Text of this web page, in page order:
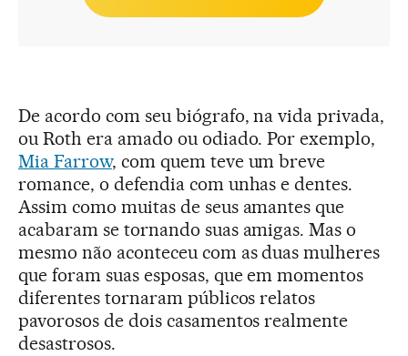
De acordo com seu biógrafo, na vida privada,
ou Roth era amado ou odiado. Por exemplo,
Mia Farrow, com quem teve um breve
romance, o defendia com unhas e dentes.
Assim como muitas de seus amantes que
acabaram se tornando suas amigas. Mas o
mesmo não aconteceu com as duas mulheres
que foram suas esposas, que em momentos
diferentes tornaram públicos relatos
pavorosos de dois casamentos realmente
desastrosos.